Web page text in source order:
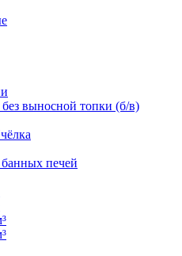
выносной топки (б/в)
печей